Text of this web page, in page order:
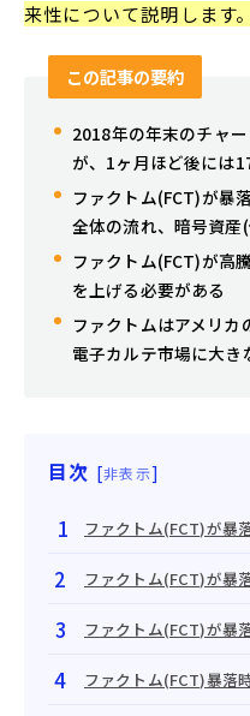
来性について説明します。
この記事の要約
2018年の年末のチャ
が、1ヶ月ほど後には
ファクトム(FCT)が暴
全体の流れ、暗号資
ファクトム(FCT)が高
を上げる必要がある
ファクトムはアメリ
電子カルテ市場に大き
目次 [非表示]
ファクトム(FCT)が暴
ファクトム(FCT)が暴
ファクトム(FCT)が暴
ファクトム(FCT)暴落